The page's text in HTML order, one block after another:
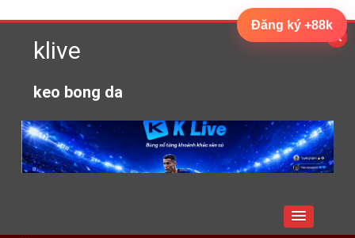
to
contentklive
keo bong da
Đăng ký +88k